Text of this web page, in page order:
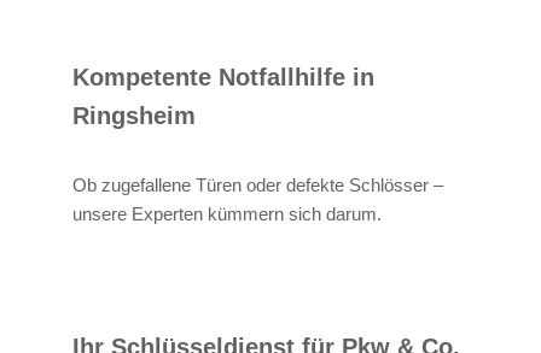
Kompetente Notfallhilfe in
Ringsheim
Ob zugefallene Türen oder defekte Schlösser –
unsere Experten kümmern sich darum.
Ihr Schlüsseldienst für Pkw & Co.